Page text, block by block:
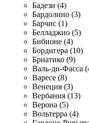
Бадези (4)
Бардолино (3)
Барчис (1)
Белладжио (5)
Бибионе (4)
Бордигера (10)
Бриатико (9)
Валь-ди-Фасса
Варесе (8)
Венеция (3)
Вербания (13)
Верона (5)
Вольтерра (4)